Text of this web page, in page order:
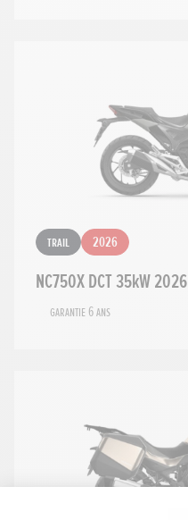
Trail 2026
NC750X DCT 35kW 2026
Garantie 6 ans